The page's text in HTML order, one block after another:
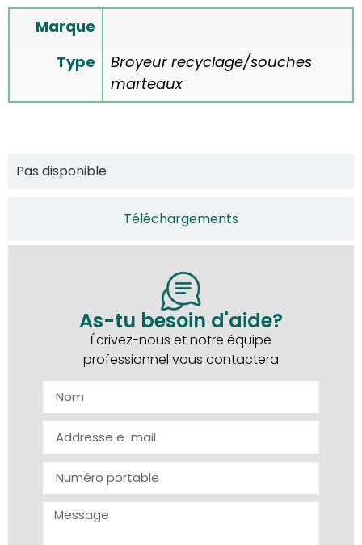
Marque
Type
Broyeur recyclage/souches
marteaux
Téléchargements
Pas disponible
As-tu besoin d'aide?
Écrivez-nous et notre équipe
professionnel vous contactera